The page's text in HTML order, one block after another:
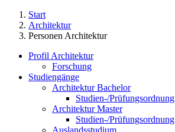
Start
Architektur
Personen Architektur
Profil Architektur
Forschung
Studiengänge
Architektur Bachelor
Studien-/Prüfungsordnung
Architektur Master
Studien-/Prüfungsordnung
Auslandsstudium